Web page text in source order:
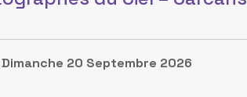
Dimanche 20 Septembre 2026